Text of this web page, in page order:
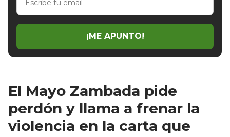
email
¡ME APUNTO!
El Mayo Zambada pide
perdón y llama a frenar la
violencia en la carta que